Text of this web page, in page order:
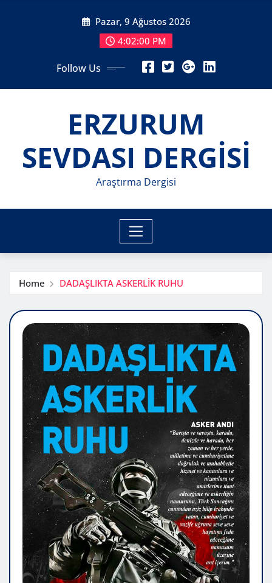
Pazar, 9 Ağustos 2026
4:02:02 PM
Follow Us
ERZURUM
SEVDASI DERGİSİ
Araştırma Dergisi
Home DADAŞLIKTA ASKERLİK RUHU